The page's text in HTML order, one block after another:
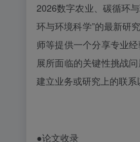
2026数字农业、碳循环
环与环境科学”的最新研
师等提供一个分享专业
展所面临的关键性挑战
建立业务或研究上的联系
●论文收录